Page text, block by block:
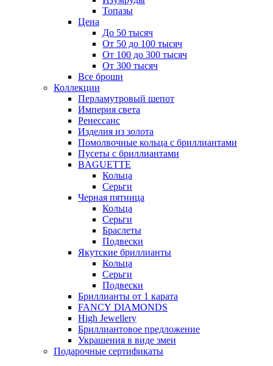
Топазы
Цена
До 50 тысяч
От 50 до 100 тысяч
От 100 до 300 тысяч
От 300 тысяч
Все броши
Коллекции
Перламутровый шепот
Империя света
Ренессанс
Изделия из золота
Помолвочные кольца с бриллиантами
Пусеты с бриллиантами
BAGUETTE
Кольца
Серьги
Черная пятница
Кольца
Серьги
Браслеты
Подвески
Якутские бриллианты
Кольца
Серьги
Подвески
Бриллианты от 1 карата
FANCY DIAMONDS
High Jewellery
Бриллиантовое предложение
Украшения в виде змеи
Подарочные сертификаты